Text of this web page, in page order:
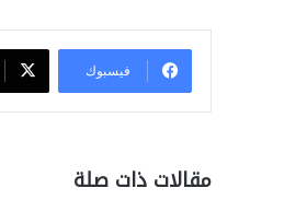
فيسبوك
مقالات ذات صلة